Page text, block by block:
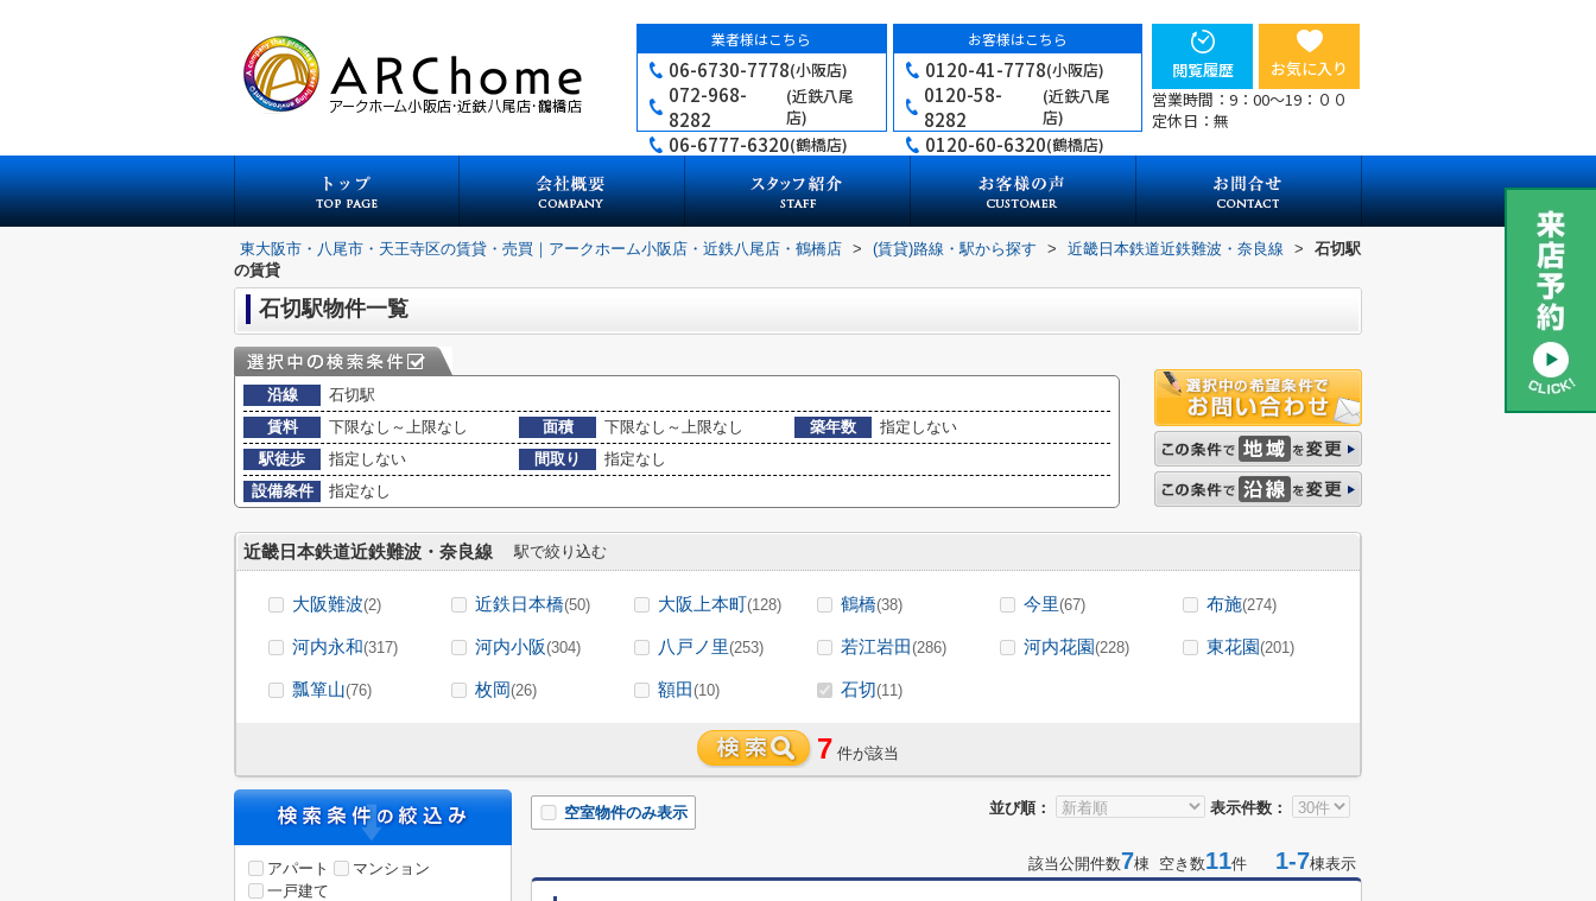
業者様はこちら
06-6730-7778(小阪店)
072-968-
8282
(近鉄八尾
店)
06-6777-6320(鶴橋店)
お客様はこちら
0120-41-7778(小阪店)
0120-58-
8282
(近鉄八尾
店)
0120-60-6320(鶴橋店)
閲覧履歴
お気に入り
営業時間：9：00～19：００
定休日：無
東大阪市・八尾市・天王寺区の賃貸・売買｜アークホーム小阪店・近鉄八尾店・鶴橋店 > (賃貸)路線・駅から探す > 近畿日本鉄道近鉄難波・奈良線 >
石切駅
の賃貸
石切駅物件一覧
沿線
石切駅
賃料
下限なし～上限なし 面積 下限なし～上限なし 築年数
指定しない
駅徒歩
指定しない 間取り
指定なし
設備条件
指定なし
近畿日本鉄道近鉄難波・奈良線 駅で絞り込む
大阪難波(2) 近鉄日本橋(50) 大阪上本町(128) 鶴橋(38) 今里(67) 布施(274)
河内永和(317) 河内小阪(304) 八戸ノ里(253) 若江岩田(286) 河内花園(228) 東花園(201)
瓢箪山(76) 枚岡(26) 額田(10) 石切(11)
7 件が該当
並び順： 表示件数：
空室物件のみ表示
該当公開件数7棟 空き数11件 1-7棟表示
アパート
マンション
一戸建て